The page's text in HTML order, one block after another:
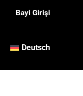
Bayi Girişi
Deutsch